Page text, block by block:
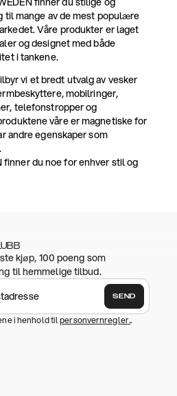
mange av de mest populære
Våre produkter er laget
og designet med både
i tankene.
vi et bredt utvalg av vesker
mobilringer,
telefonstropper og
våre er magnetiske for
andre egenskaper som
finner du noe for enhver stil og
kjøp, 100 poeng som
til hemmelige tilbud.
SEND
i henhold tilpersonvernregler..